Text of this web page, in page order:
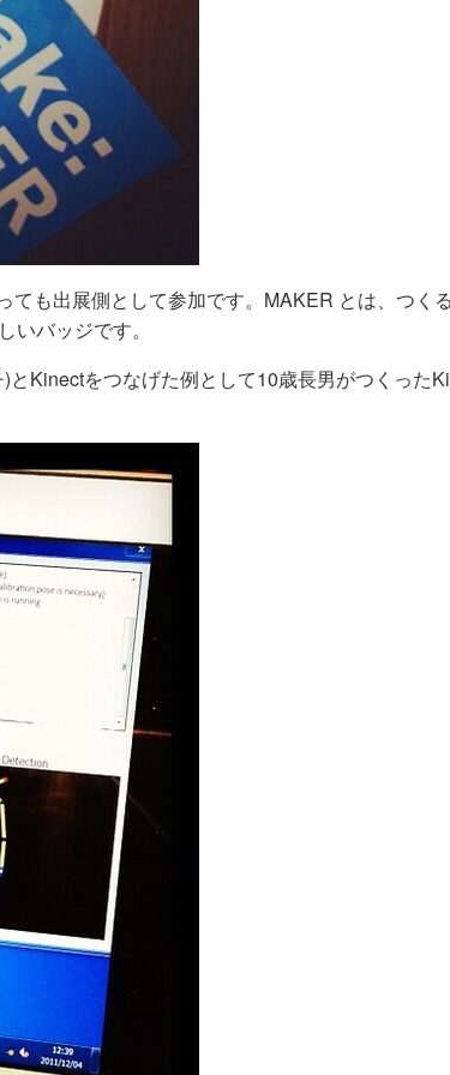
も出展側として参加です。MAKER とは、つく
バッジです。
Kinectをつなげた例として10歳長男がつくった